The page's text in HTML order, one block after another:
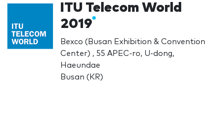
ITU Telecom World
2019
Bexco (Busan Exhibition & Convention
Center) , 55 APEC-ro, U-dong,
Haeundae
Busan (KR)